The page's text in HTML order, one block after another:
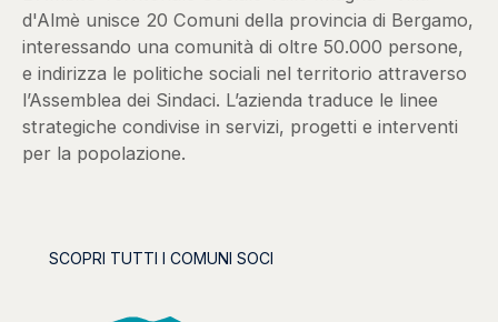
d'Almè unisce 20 Comuni della provincia di Bergamo,
interessando una comunità di oltre 50.000 persone,
e indirizza le politiche sociali nel territorio attraverso
l’Assemblea dei Sindaci. L’azienda traduce le linee
strategiche condivise in servizi, progetti e interventi
per la popolazione.
SCOPRI TUTTI I COMUNI SOCI